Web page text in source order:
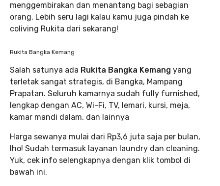
menggembirakan dan menantang bagi sebagian
orang. Lebih seru lagi kalau kamu juga pindah ke
coliving Rukita dari sekarang!
Rukita Bangka Kemang
Salah satunya ada Rukita Bangka Kemang yang
terletak sangat strategis, di Bangka, Mampang
Prapatan. Seluruh kamarnya sudah fully furnished,
lengkap dengan AC, Wi-Fi, TV, lemari, kursi, meja,
kamar mandi dalam, dan lainnya
Harga sewanya mulai dari Rp3,6 juta saja per bulan,
lho! Sudah termasuk layanan laundry dan cleaning.
Yuk, cek info selengkapnya dengan klik tombol di
bawah ini.